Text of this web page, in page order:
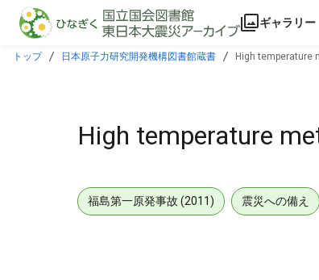
本文に飛ぶ
ギャラリー
トップ 日本原子力研究開発機構図書館蔵書 High temperature
High temperature
福島第一原発事故 (2011) 震災への備え